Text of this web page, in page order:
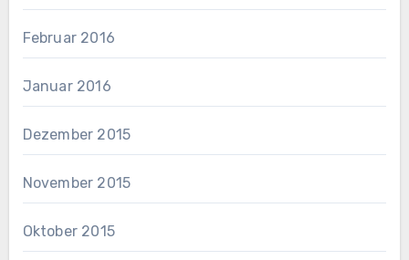
Februar 2016
Januar 2016
Dezember 2015
November 2015
Oktober 2015